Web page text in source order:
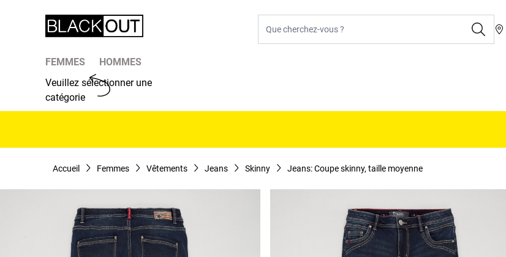
FEMMES
HOMMES
Veuillez sélectionner une
catégorie
Accueil Femmes Vêtements Jeans Skinny Jeans: Coupe skinny, taille moyenne